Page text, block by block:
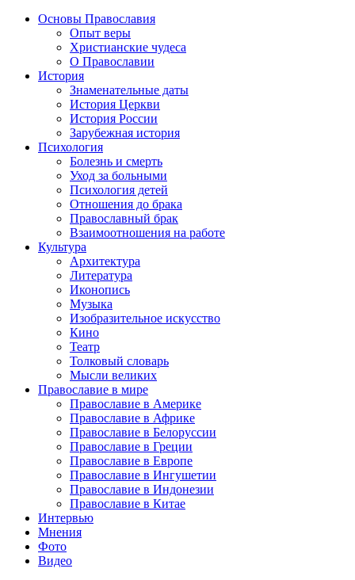
Основы Православия
Опыт веры
Христианские чудеса
О Православии
История
Знаменательные даты
История Церкви
История России
Зарубежная история
Психология
Болезнь и смерть
Уход за больными
Психология детей
Отношения до брака
Православный брак
Взаимоотношения на работе
Культура
Архитектура
Литература
Иконопись
Музыка
Изобразительное искусство
Кино
Театр
Толковый словарь
Мысли великих
Православие в мире
Православие в Америке
Православие в Африке
Православие в Белоруссии
Православие в Греции
Православие в Европе
Православие в Ингушетии
Православие в Индонезии
Православие в Китае
Интервью
Мнения
Фото
Видео